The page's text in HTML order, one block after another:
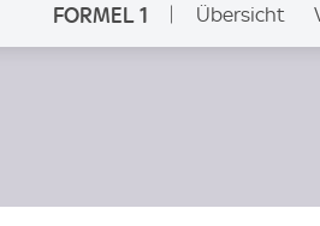
FORMEL 1 Übersicht